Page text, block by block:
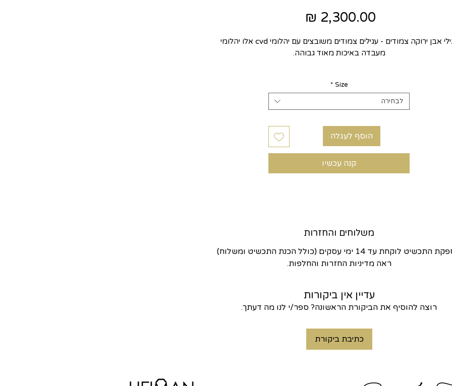
עגילי אבן ירוקה צמודים - עגילים צמודים משובצים עם יהלומי cvd אלו יהלומי
מעבדה באיכות מאוד גבוהה.
פשוט מושלמת שאי אפשר לא לאהוב.
Size
*
לבחירה
הוסף לעגלה
קנה עכשיו
משלוחים והחזרות
לוקחת עד 14 ימי עסקים (כולל הכנת התכשיט ומשלוח)
ראה מדיניות החזרות והחלפות.
עדיין אין ביקורות
רוצה להוסיף את הביקורת הראשונה? ספר/י לנו מה דעתך.
כתיבת ביקורת